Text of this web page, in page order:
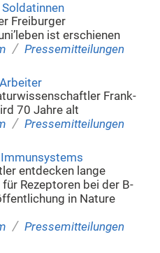
Freiburger
ist erschienen
/ Pressemitteilungen
Frank-
70 Jahre alt
/ Pressemitteilungen
entdecken lange
Rezeptoren bei der B-
in Nature
/ Pressemitteilungen